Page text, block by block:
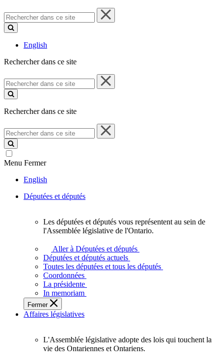
Rechercher
dans
ce
English
Rechercher dans ce site
Rechercher
dans
ce
Rechercher dans ce site
Rechercher
dans
ce
site
Menu Fermer
English
Députées et députés
députés
vous
représentent
sein
de
l'Assemblée
législative
l'Ontario.
Les députées et députés vous représentent au sein de
l'Assemblée législative de l'Ontario.
Aller à Députées et députés
Députées et députés actuels
Toutes les députées et tous les députés
Coordonnées
La présidente
In memoriam
Fermer
Affaires législatives
L'Assemblée
L'Assemblée législative adopte des lois qui touchent la
vie des Ontariennes et Ontariens.